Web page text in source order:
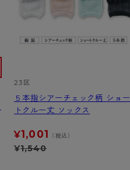
23区
５本指シアーチェック柄 ショー
トクルー丈 ソックス
¥1,001 （税込）
¥1,540